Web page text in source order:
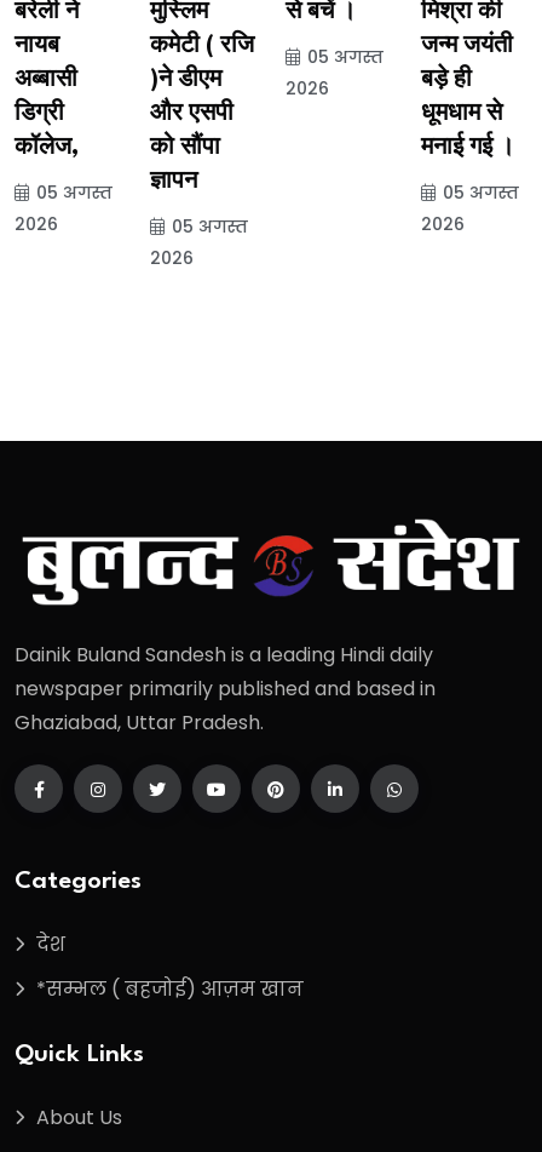
बरेली ने
नायब
अब्बासी
डिग्री
कॉलेज,
05 अगस्त
2026
मुस्लिम
कमेटी ( रजि
)ने डीएम
और एसपी
को सौंपा
ज्ञापन
05 अगस्त
2026
से बचें ।
05 अगस्त
2026
मिश्रा की
जन्म जयंती
बड़े ही
धूमधाम से
मनाई गई ।
05 अगस्त
2026
Dainik Buland Sandesh is a leading Hindi daily
newspaper primarily published and based in
Ghaziabad, Uttar Pradesh.
Categories
देश
*सम्भल ( बहजोई) आज़म खान
Quick Links
About Us